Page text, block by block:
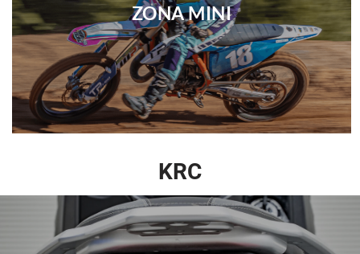
ZONA MINI
KRC